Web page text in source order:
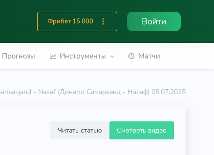
Фрибет 15 000 Войти
Прогнозы Инструменты Матчи
- Nasaf (Динамо Самарканд - Насаф) 05.07.2025
Читать статью Смотреть видео